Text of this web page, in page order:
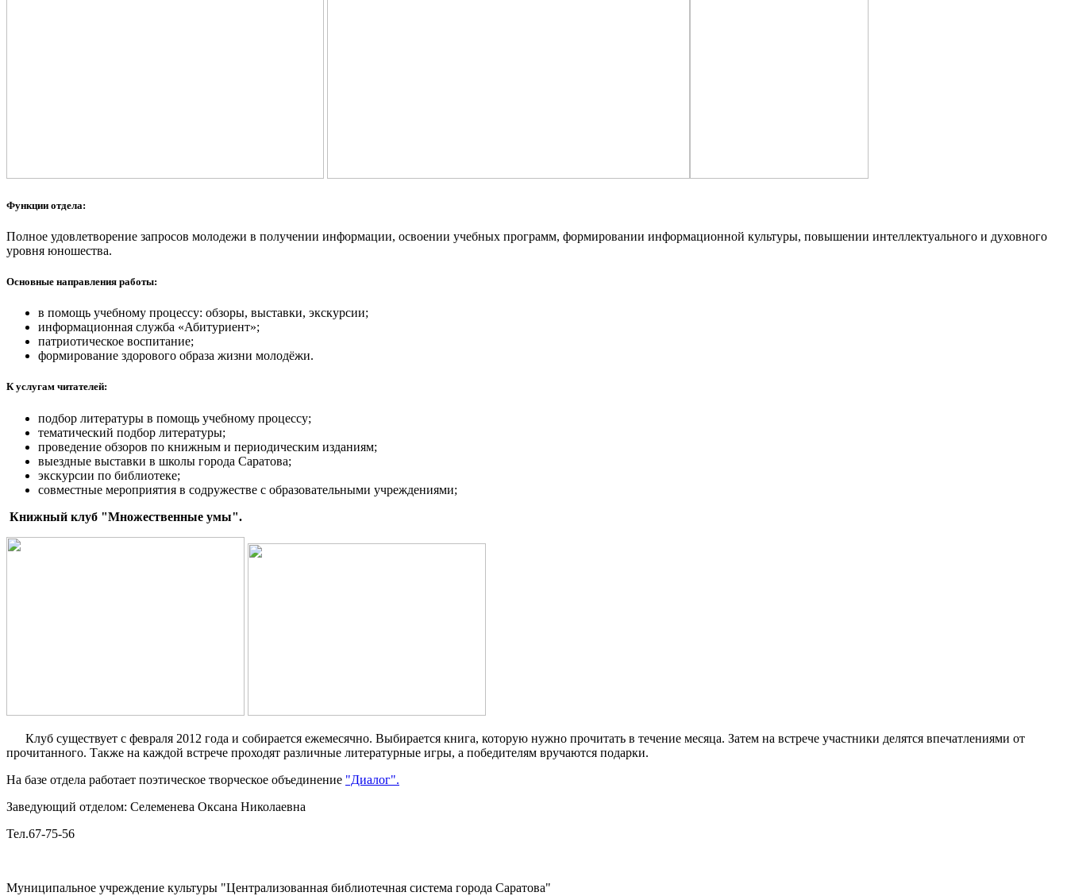
Функции отдела:
Полное удовлетворение запросов молодежи в получении информации, освоении учебных программ, формировании информационной культуры, повышении интеллектуального и духовного
уровня юношества.
Основные направления работы:
в помощь учебному процессу: обзоры, выставки, экскурсии;
информационная служба «Абитуриент»;
патриотическое воспитание;
формирование здорового образа жизни молодёжи.
К услугам читателей:
подбор литературы в помощь учебному процессу;
тематический подбор литературы;
проведение обзоров по книжным и периодическим изданиям;
выездные выставки в школы города Саратова;
экскурсии по библиотеке;
совместные мероприятия в содружестве с образовательными учреждениями;
Книжный клуб "Множественные умы".
Клуб существует с февраля 2012 года и собирается ежемесячно. Выбирается книга, которую нужно прочитать в течение месяца. Затем на встрече участники делятся впечатлениями от
прочитанного. Также на каждой встрече проходят различные литературные игры, а победителям вручаются подарки.
На базе отдела работает поэтическое творческое объединение "Диалог".
Заведующий отделом: Селеменева Оксана Николаевна
Тел.67-75-56
Муниципальное учреждение культуры "Централизованная библиотечная система города Саратова"